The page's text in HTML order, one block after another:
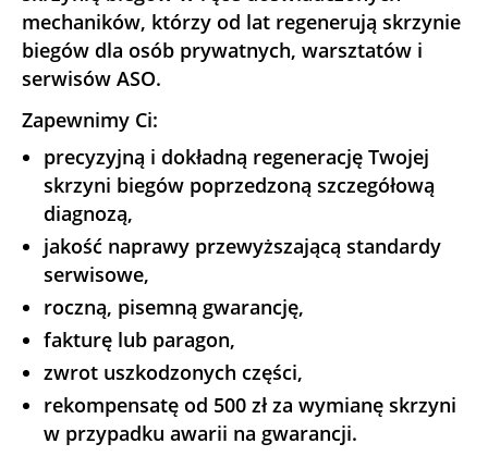
mechaników, którzy od lat regenerują skrzynie
biegów dla osób prywatnych, warsztatów i
serwisów ASO.
Zapewnimy Ci:
precyzyjną i dokładną regenerację Twojej
skrzyni biegów poprzedzoną szczegółową
diagnozą,
jakość naprawy przewyższającą standardy
serwisowe,
roczną, pisemną gwarancję,
fakturę lub paragon,
zwrot uszkodzonych części,
rekompensatę od 500 zł za wymianę skrzyni
w przypadku awarii na gwarancji.